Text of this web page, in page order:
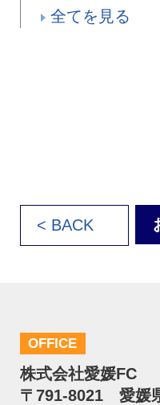
全てを見る
< BACK
OFFICE
株式会社愛媛FC
〒791-8021 愛媛